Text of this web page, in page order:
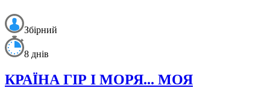
Збірний
8 днів
КРАЇНА ГІР І МОРЯ... МОЯ